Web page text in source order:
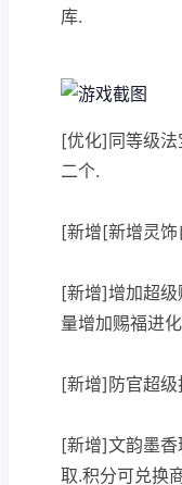
库.
[优化]同等级
二个.
[新增[新增灵饰
[新增]增加超
量增加赐福进化
[新增]防官超
[新增]文韵墨
取.积分可兑换